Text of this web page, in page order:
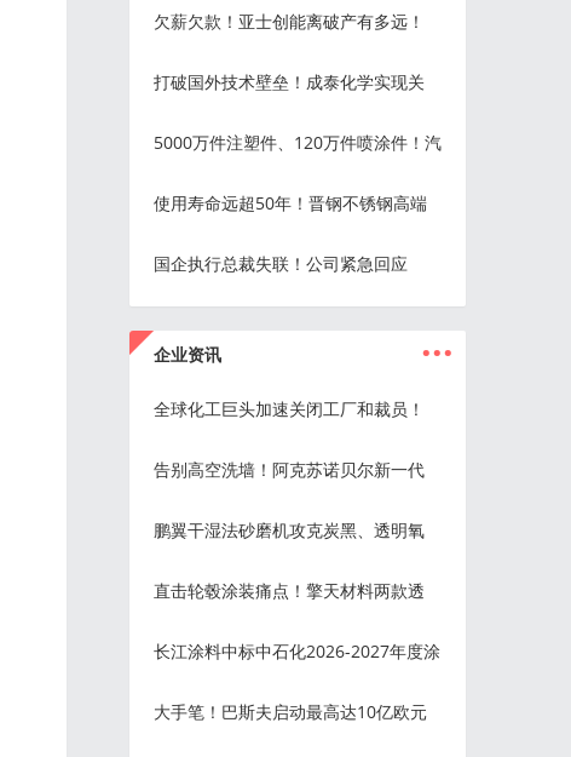
欠薪欠款！亚士创能离破产有多远！
打破国外技术壁垒！成泰化学实现关
5000万件注塑件、120万件喷涂件！汽
使用寿命远超50年！晋钢不锈钢高端
国企执行总裁失联！公司紧急回应
企业资讯 ...
全球化工巨头加速关闭工厂和裁员！
告别高空洗墙！阿克苏诺贝尔新一代
鹏翼干湿法砂磨机攻克炭黑、透明氧
直击轮毂涂装痛点！擎天材料两款透
长江涂料中标中石化2026-2027年度涂
大手笔！巴斯夫启动最高达10亿欧元